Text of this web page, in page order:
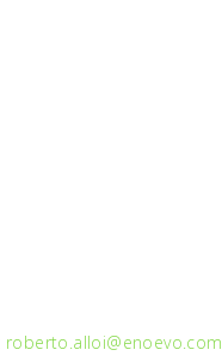
roberto.alloi@enoevo.com